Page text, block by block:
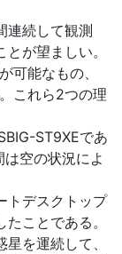
続して観測
が望ましい。
能なもの、
これら2つの理
ST9XEであ
空の状況によ
トデスクトップ
ことである。
を運続して、